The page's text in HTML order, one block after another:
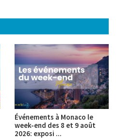
Événements à Monaco le
week-end des 8 et 9 août
2026: exposi ...